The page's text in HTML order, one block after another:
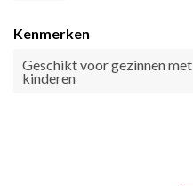
Kenmerken
Geschikt voor gezinnen met
kinderen